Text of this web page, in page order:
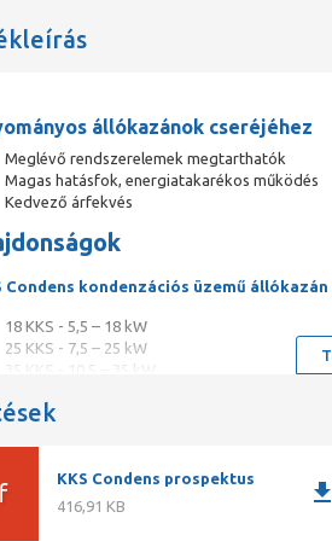
állókazánok cseréjéhez
Meglévő rendszerelemek megtarthatók
Magas hatásfok, energiatakarékos működés
Kedvező árfekvés
Condens kondenzációs üzemű
18 KKS - 5,5 – 18 kW
25 KKS - 7,5 – 25 kW
35 KKS - 10,5 – 35 kW
melegvíz-tároló csatlakoztatására is.
termékcsalád legfontosabb
KKS Condens prospektus
416,91 KB
download